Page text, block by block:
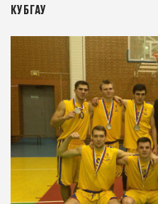
КУБГАУ